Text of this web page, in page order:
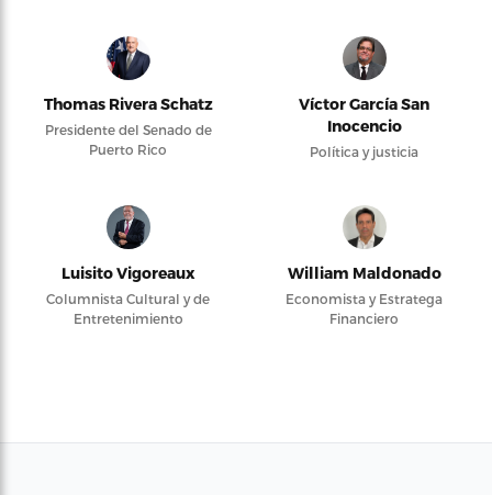
Thomas Rivera Schatz
Presidente del Senado de
Puerto Rico
Víctor García San
Inocencio
Política y justicia
Luisito Vigoreaux
Columnista Cultural y de
Entretenimiento
William Maldonado
Economista y Estratega
Financiero